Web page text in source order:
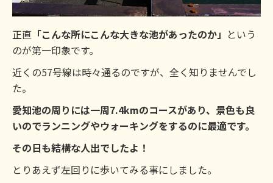
正直 「こんな所にこんな大きな池があったのか」 という
のが第一印象です。
近くの57号線は時々通るのですが、全く知りませんでし
た。
愛知池の周りには一周7.4kmのコースがあり、景色も良
いのでランニングやウォーキングをするのに最適です。
その日も結構な人出でしたよ！
とりあえず左回りに歩いてみる事にしました。